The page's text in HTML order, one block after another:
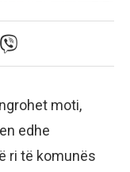
moti,
edhe
ri të komunës